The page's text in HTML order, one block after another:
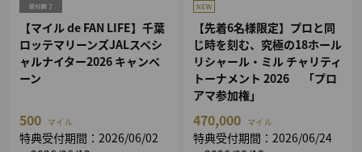
【マイル de FAN LIFE】千葉
ロッテマリーンズJALスペシ
ャルナイター2026 キャンペ
ーン
500 マイル
特典受付期間：2026/06/02
【先着6名様限定】プロと同
じ時を刻む、究極の18ホール
リシャール・ミル チャリティ
トーナメント 2026 「プロ
アマ参加権」
470,000 マイル
特典受付期間：2026/06/24